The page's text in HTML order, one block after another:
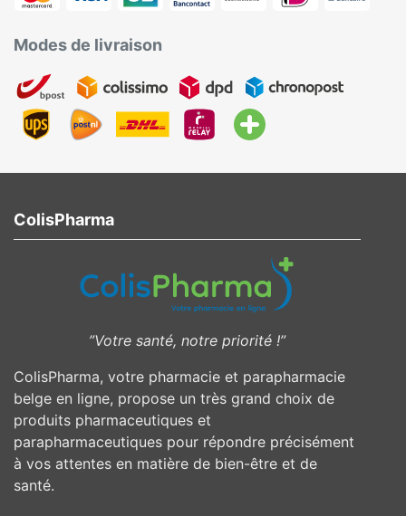
Modes de livraison
ColisPharma
”Votre santé, notre priorité !”
ColisPharma, votre pharmacie et parapharmacie
belge en ligne, propose un très grand choix de
produits pharmaceutiques et
parapharmaceutiques pour répondre précisément
à vos attentes en matière de bien-être et de
santé.